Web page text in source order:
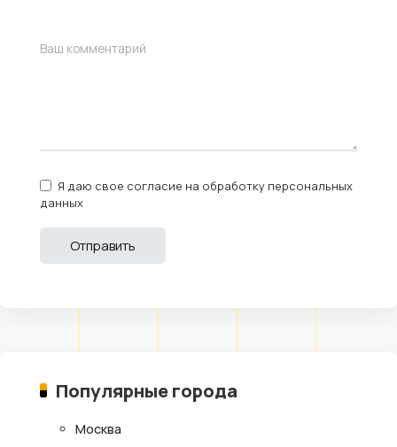
Я даю свое согласие на обработку персональных
данных
Популярные города
Москва